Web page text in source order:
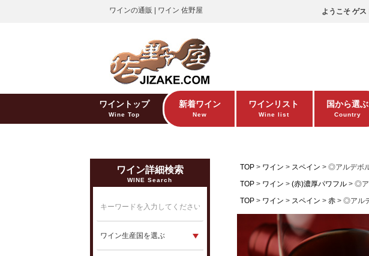
ワインの通販 | ワイン 佐野屋 ようこそ ゲス
ワイントップ
Wine Top
新着ワイン
New
ワインリスト
Wine list
国から選ぶ
Country
ワイン詳細検索
WINE Search
TOP ワイン スペイン
◎アルデボ
TOP
ワイン (赤)濃厚パワフル
◎ア
TOP
ワイン スペイン 赤 ◎アル